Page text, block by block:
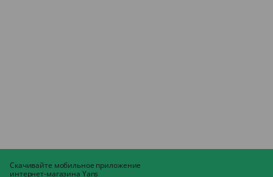
Скачивайте мобильное приложение
интернет-магазина Yans